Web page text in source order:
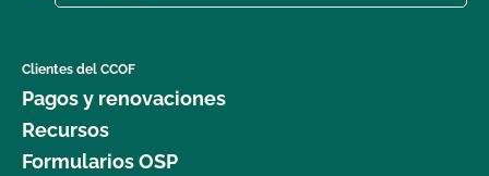
Clientes del CCOF
Pagos y renovaciones
Recursos
Formularios OSP